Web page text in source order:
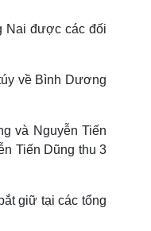
Nai được các đối
về Bình Dương
và Nguyễn Tiến
Tiến Dũng thu 3
giữ tại các tổng